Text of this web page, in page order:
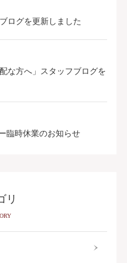
ログを更新しました
な方へ」スタッフブログを
臨時休業のお知らせ
リ